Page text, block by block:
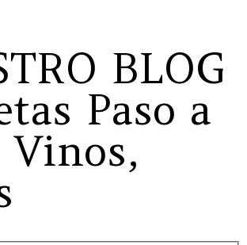
BLOG
Paso a
Vinos,